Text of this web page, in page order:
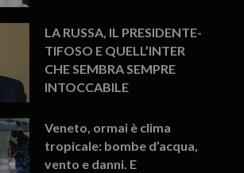
LA RUSSA, IL PRESIDENTE-
TIFOSO E QUELL’INTER
CHE SEMBRA SEMPRE
INTOCCABILE
Veneto, ormai è clima
tropicale: bombe d’acqua,
vento e danni. E